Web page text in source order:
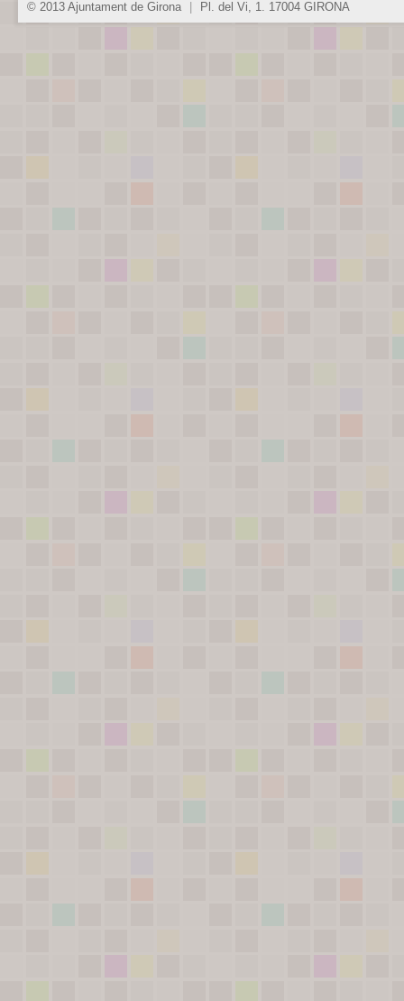
© 2013 Ajuntament de Girona Pl. del Vi, 1. 17004 GIRONA